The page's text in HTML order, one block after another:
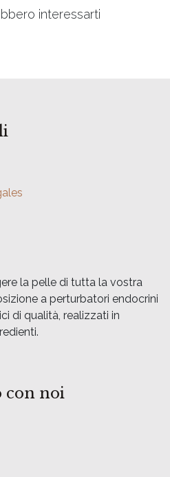
interessarti
la pelle di tutta la vostra
a perturbatori endocrini
di qualità, realizzati in
con noi